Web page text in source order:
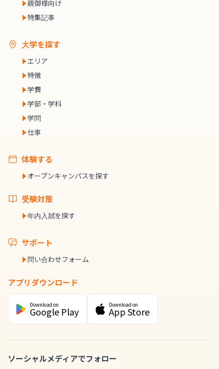
親御様向け
特集記事
大学を探す
エリア
特徴
学費
学部・学科
学問
仕事
体験する
オープンキャンパスを探す
受験対策
年内入試を探す
サポート
問い合わせフォーム
アプリダウンロード
Download on
Google Play
Download on
App Store
ソーシャルメディアでフォロー